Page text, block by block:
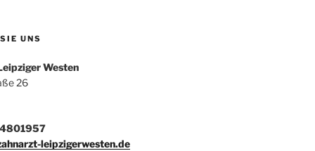
UNS
Westen
26
leipzigerwesten.de